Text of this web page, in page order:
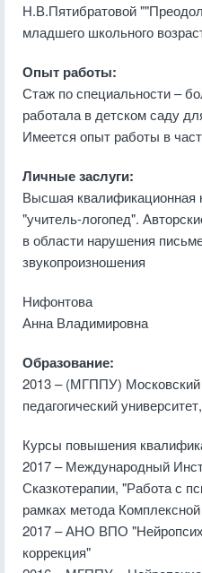
Н.В.Пятибратовой
младшего школьного
Опыт работы:
Стаж по специальности –
работала в детском саду
Имеется опыт работы в
Личные заслуги:
Высшая квалификационная
"учитель-логопед".
в области нарушения
звукопроизношения
Нифонтова
Анна Владимировна
Образование:
2013 – (МГППУ) Московский
педагогический
Курсы повышения
2017 – Международный
Сказкотерапии, "Работа с
рамках метода Комплексной
2017 – АНО ВПО
коррекция"